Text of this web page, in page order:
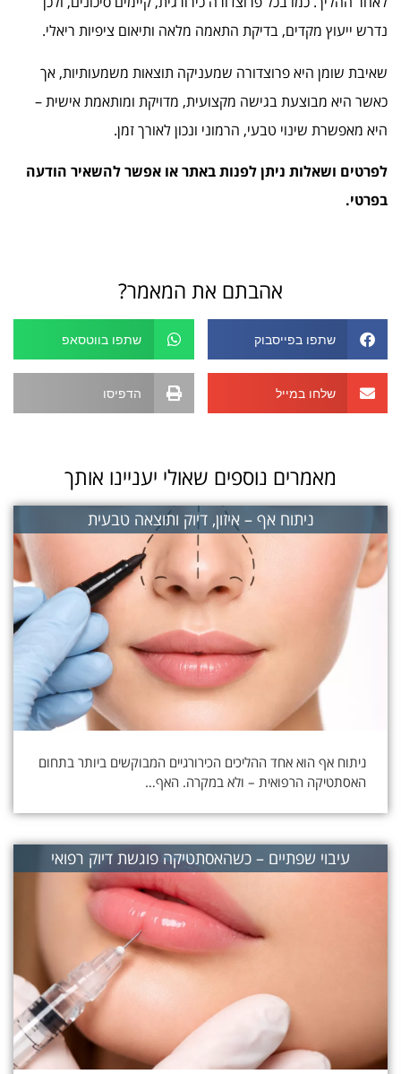
נדרש ייעוץ מקדים, בדיקת התאמה מלאה ותיאום ציפיות ריאלי.
שאיבת שומן היא פרוצדורה שמעניקה תוצאות משמעותיות, אך
כאשר היא מבוצעת בגישה מקצועית, מדויקת ומותאמת אישית –
היא מאפשרת שינוי טבעי, הרמוני ונכון לאורך זמן.
לפרטים ושאלות ניתן לפנות באתר או אפשר להשאיר הודעה
בפרטי.
אהבתם את המאמר?
שתפו בפייסבוק שתפו בווטסאפ
שלחו במייל הדפיסו
מאמרים נוספים שאולי יעניינו אותך
ניתוח אף – איזון, דיוק ותוצאה טבעית
ניתוח אף הוא אחד ההליכים הכירורגיים המבוקשים ביותר בתחום
האסתטיקה הרפואית – ולא במקרה. האף…
עיבוי שפתיים – כשהאסתטיקה פוגשת דיוק רפואי